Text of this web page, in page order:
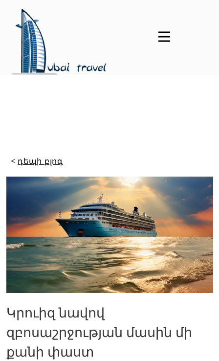
< դեպի բլոգ
Կրուիզ նավով
զբոսաշրջության մասին մի
քանի փաստ